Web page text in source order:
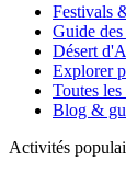
Festivals
Guide
Désert
Explorer
Toutes
Blog &
Activités